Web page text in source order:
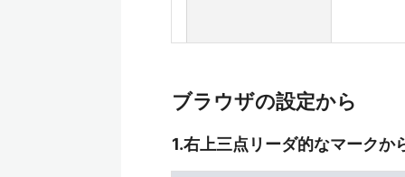
ブラウザの設定から
1.右上三点リーダ的なマークか